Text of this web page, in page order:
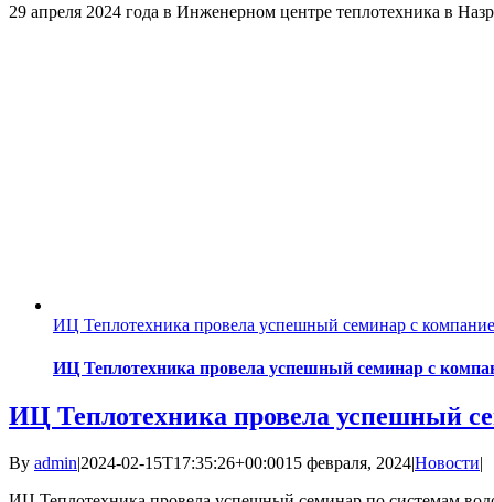
29 апреля 2024 года в Инженерном центре теплотехника в
ИЦ Теплотехника провела успешный семинар с
ИЦ Теплотехника провела успешный семинар с
ИЦ Теплотехника провела успешный
By admin|2024-02-15T17:35:26+00:0015 февраля, 2024|Новости|